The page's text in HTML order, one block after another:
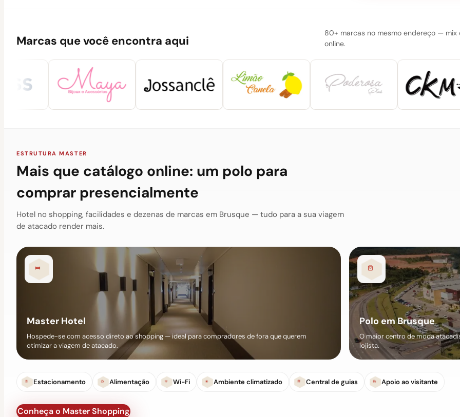
Marcas que você encontra aqui
80+ marcas no mesmo endereço —
online.
ESTRUTURA MASTER
Mais que catálogo online: um polo para
comprar presencialmente
Hotel no shopping, facilidades e dezenas de marcas em Brusque — tudo para a sua viagem
de atacado render mais.
Master Hotel
Hospede-se com acesso direto ao shopping — ideal para compradores de fora que querem
otimizar a viagem de atacado.
Polo em Brusque
O maior centro de moda
lojista.
Estacionamento Alimentação Wi-Fi Ambiente climatizado Central de guias Apoio ao visitante
Conheça o Master Shopping